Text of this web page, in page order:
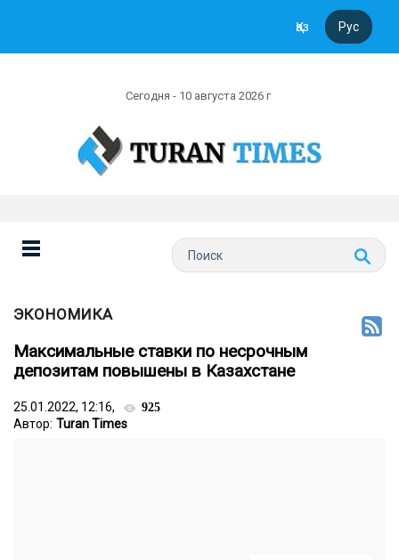
Қаз Рус
Сегодня - 10 августа 2026 г
ЭКОНОМИКА
Максимальные ставки по несрочным
депозитам повышены в Казахстане
25.01.2022, 12:16, 925
Автор: Turan Times